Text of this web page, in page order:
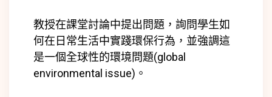
教授在課堂討論中提出問題，詢問學生如
何在日常生活中實踐環保行為，並強調這
是一個全球性的環境問題(global
environmental issue) 。